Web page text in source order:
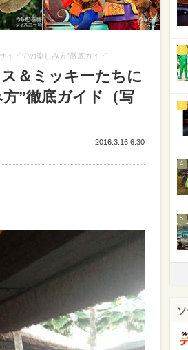
イドでの楽しみ方”徹底ガイド
＆ミッキーたちに
”徹底ガイド（写
2016.3.16 6:30
2
3
4
5